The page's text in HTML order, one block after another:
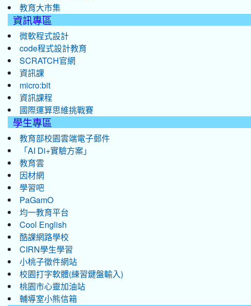
教育大市集
資訊專區
微軟程式設計
code程式設計教育
SCRATCH官網
資訊課
micro:bit
資訊課程
國際運算思維挑戰賽
學生專區
教育部校園雲端電子郵件
「AI Di+實驗方案」
教育雲
因材網
學習吧
PaGamO
均一教育平台
Cool English
酷課網路學校
CIRN學生學習
小桃子徵件網站
校園打字軟體(練習鍵盤輸入)
桃園市心靈加油站
輔導室小熊信箱